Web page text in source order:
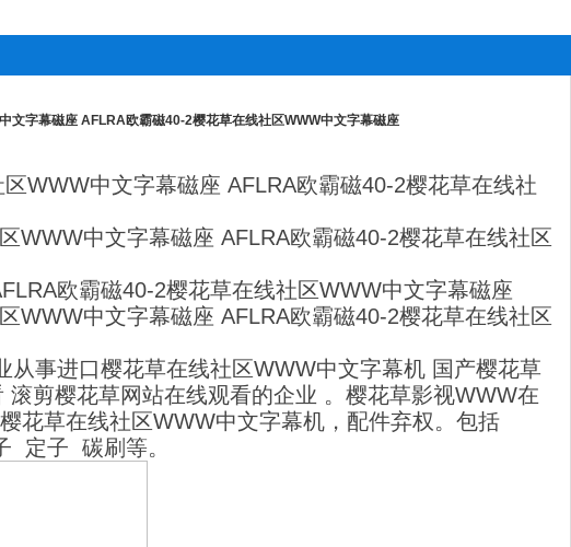
字幕磁座 AFLRA欧霸磁40-2樱花草在线社区WWW中文字幕磁座
区WWW中文字幕磁座 AFLRA欧霸磁40-2樱花草在线社
区WWW中文字幕磁座 AFLRA欧霸磁40-2樱花草在线社区
欧霸磁40-2樱花草在线社区WWW中文字幕磁座
WWW中文字幕磁座 AFLRA欧霸磁40-2樱花草在线社区
从事进口樱花草在线社区WWW中文字幕机 国产樱花草
滚剪樱花草网站在线观看的企业 。樱花草影视WWW在
在线社区WWW中文字幕机，配件弃权。包括
子 碳刷等。